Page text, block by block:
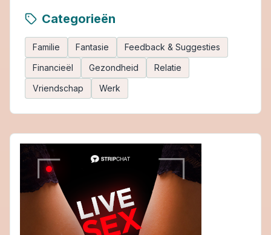
Categorieën
Familie Fantasie
Feedback & Suggesties
Financieël
Gezondheid
Relatie
Vriendschap
Werk